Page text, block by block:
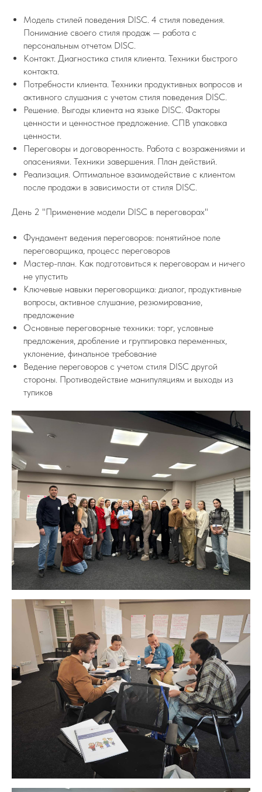
Модель стилей поведения DISC. 4 стиля поведения.
Понимание своего стиля продаж — работа с
персональным отчетом DISC.
Контакт. Диагностика стиля клиента. Техники быстрого
контакта.
Потребности клиента. Техники продуктивных вопросов и
активного слушания с учетом стиля поведения DISC.
Решение. Выгоды клиента на языке DISC. Факторы
ценности и ценностное предложение. СПВ упаковка
ценности.
Переговоры и договоренность. Работа с возражениями и
опасениями. Техники завершения. План действий.
Реализация. Оптимальное взаимодействие с клиентом
после продажи в зависимости от стиля DISC.
День 2 "Применение модели DISC в переговорах"
Фундамент ведения переговоров: понятийное поле
переговорщика, процесс переговоров
Мастер-план. Как подготовиться к переговорам и ничего
не упустить
Ключевые навыки переговорщика: диалог, продуктивные
вопросы, активное слушание, резюмирование,
предложение
Основные переговорные техники: торг, условные
предложения, дробление и группировка переменных,
уклонение, финальное требование
Ведение переговоров с учетом стиля DISC другой
стороны. Противодействие манипуляциям и выходы из
тупиков